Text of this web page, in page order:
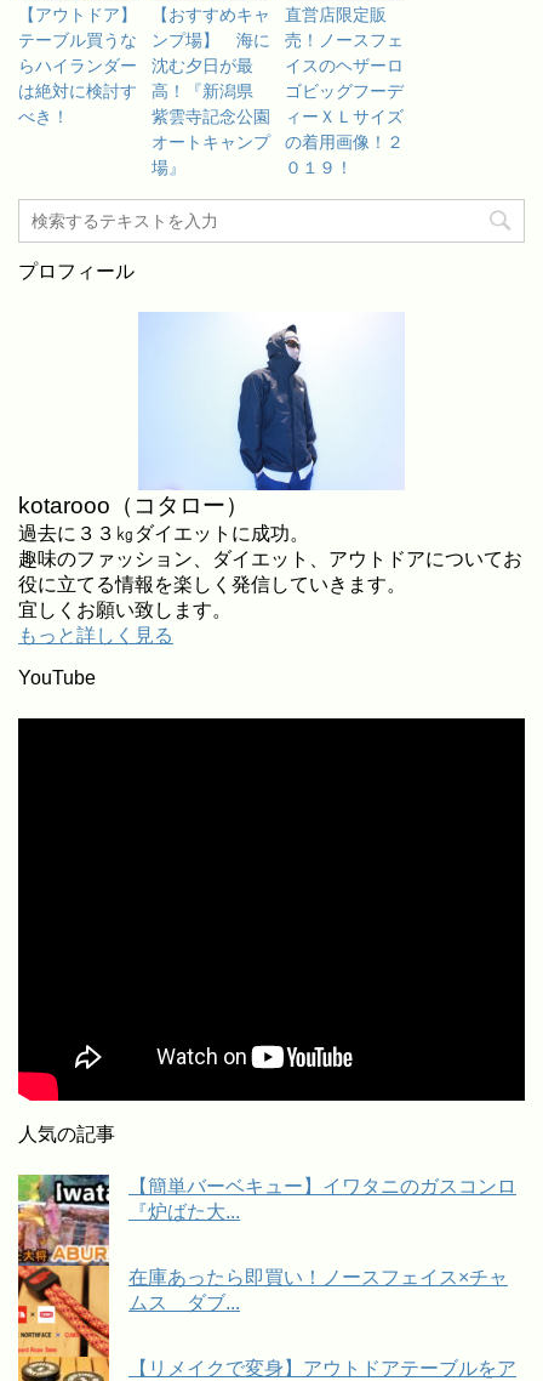
【アウトドア】
テーブル買うな
らハイランダー
は絶対に検討す
べき！
【おすすめキャ
ンプ場】 海に
沈む夕日が最
高！『新潟県
紫雲寺記念公園
オートキャンプ
場』
直営店限定販
売！ノースフェ
イスのヘザーロ
ゴビッグフーデ
ィーＸＬサイズ
の着用画像！２
０１９！
プロフィール
kotarooo（コタロー）
過去に３３㎏ダイエットに成功。
趣味のファッション、ダイエット、アウトドアについてお
役に立てる情報を楽しく発信していきます。
宜しくお願い致します。
もっと詳しく見る
YouTube
人気の記事
【簡単バーベキュー】イワタニのガスコンロ
『炉ばた大...
在庫あったら即買い！ノースフェイス×チャ
ムス ダブ...
【リメイクで変身】アウトドアテーブルをア